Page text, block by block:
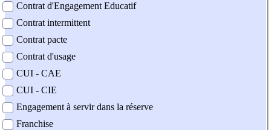
Contrat d'Engagement Educatif
Contrat intermittent
Contrat pacte
Contrat d'usage
CUI - CAE
CUI - CIE
Engagement à servir dans la réserve
Franchise